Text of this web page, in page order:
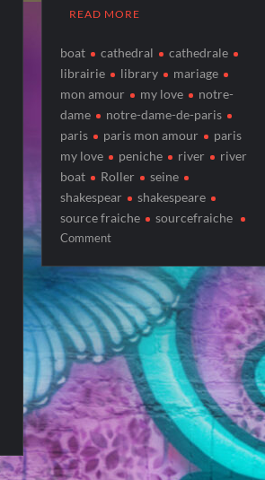
READ MORE
boat cathedral
cathedrale
librairie
library
mariage
mon amour
my love
notre-
dame
notre-dame-de-paris
paris
paris mon amour
paris
my love
peniche river
river
boat
Roller
seine
shakespear
shakespeare
source fraiche
sourcefraiche
Commenton
DAME
by
night